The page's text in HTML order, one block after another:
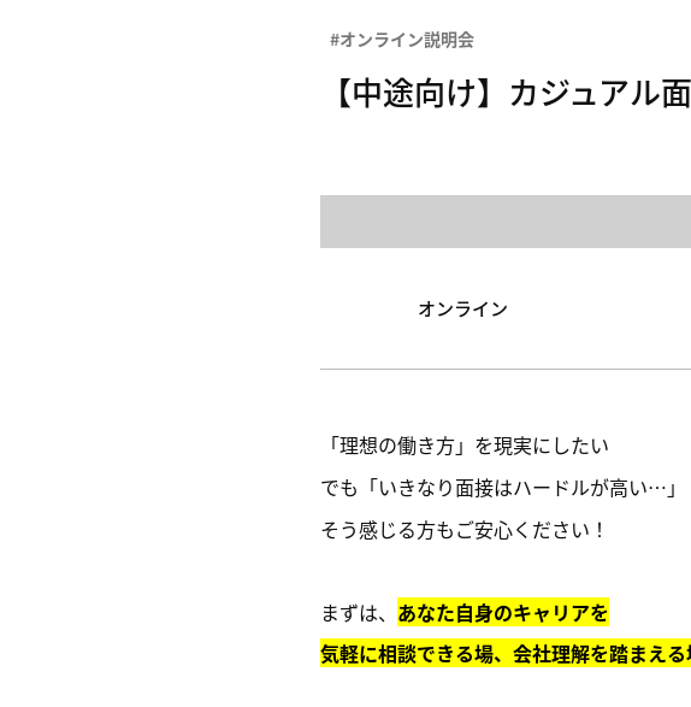
#オンライン説明会
【中途向け】カジュアル
オンライン
「理想の働き方」を現実にしたい
でも「いきなり面接はハードルが高い…」
そう感じる方もご安心ください！
まずは、 あなた自身のキャリアを
気軽に相談できる場、会社理解を踏まえ